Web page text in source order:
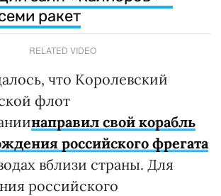
ракет
RELATED VIDEO
что Королевский
флот
направил свой корабль
российского фрегата
вблизи страны. Для
российского